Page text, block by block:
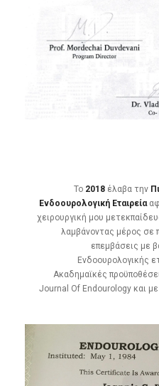
Το 2018 έλαβα την
Ενδοουρολογική Εταιρεία
χειρουργική μου
λαμβάνοντας μέρος σε
επεμβάσεις με
Ενδοουρολογικής
Ακαδημαϊκές
Journal Of Endourology και